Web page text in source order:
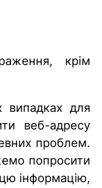
крім
випадках для
веб-адресу
проблем.
попросити
інформацію,